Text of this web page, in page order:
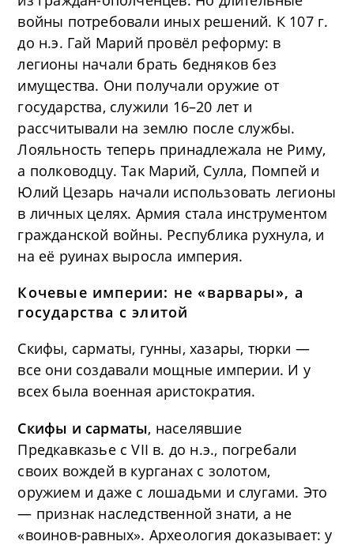
войны потребовали иных решений. К 107 г.
до н.э. Гай Марий провёл реформу: в
легионы начали брать бедняков без
имущества. Они получали оружие от
государства, служили 16–20 лет и
рассчитывали на землю после службы.
Лояльность теперь принадлежала не Риму,
а полководцу. Так Марий, Сулла, Помпей и
Юлий Цезарь начали использовать легионы
в личных целях. Армия стала инструментом
гражданской войны. Республика рухнула, и
на её руинах выросла империя.
Кочевые империи: не «варвары», а
государства с элитой
Скифы, сарматы, гунны, хазары, тюрки —
все они создавали мощные империи. И у
всех была военная аристократия.
Скифы и сарматы, населявшие
Предкавказье с VII в. до н.э., погребали
своих вождей в курганах с золотом,
оружием и даже с лошадьми и слугами. Это
— признак наследственной знати, а не
«воинов-равных». Археология доказывает: у